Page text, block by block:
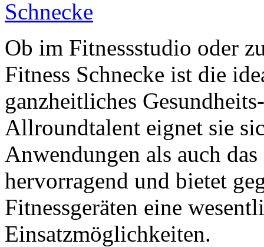
Ob im Fitnessstudio oder
Fitness Schnecke ist die
ganzheitliches
Allroundtalent eignet sie
Anwendungen als auch
hervorragend und bietet
Fitnessgeräten eine
Einsatzmöglichkeiten.